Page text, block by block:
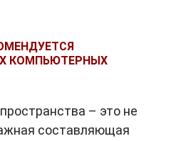
КОМПЬЮТЕРНЫХ
– это не
составляющая